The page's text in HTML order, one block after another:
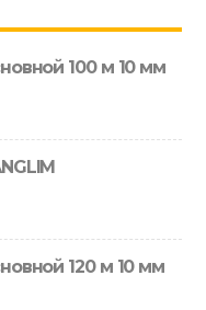
100 м 10 мм
120 м 10 мм